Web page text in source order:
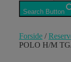
Search Button
Forside /
POLO H/M